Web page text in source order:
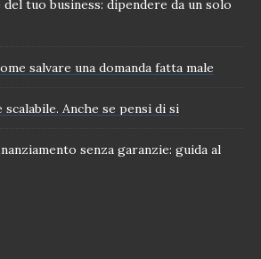
tuo business: dipendere da un solo
salvare una domanda fatta male
Anche se pensi di si
senza garanzie: guida al